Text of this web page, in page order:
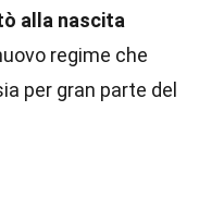
alla nascita
regime che
per gran parte del